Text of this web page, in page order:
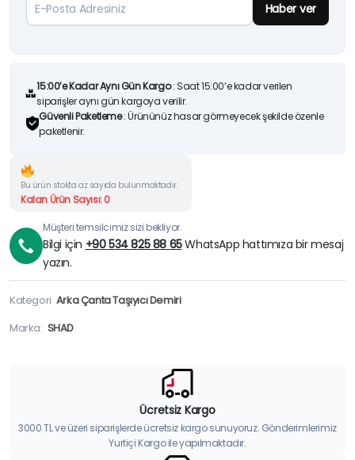
Haber ver
15:00’e Kadar Aynı Gün Kargo: Saat 15:00’e kadar verilen
siparişler aynı gün kargoya verilir.
Güvenli Paketleme: Ürününüz hasar görmeyecek şekilde özenle
paketlenir.
Bu ürün stokta az sayıda bulunmaktadır.
Kalan Ürün Sayısı: 0
Müşteri temsilcimiz sizi bekliyor.
Bilgi için +90 534 825 88 65WhatsApp hattımıza bir mesaj
yazın.
Kategori Arka Çanta Taşıyıcı Demiri
Marka: SHAD
Ücretsiz Kargo
3000 TL ve üzeri siparişlerde ücretsiz kargo sunuyoruz. Gönderimlerimiz
Yurtiçi Kargo ile yapılmaktadır.